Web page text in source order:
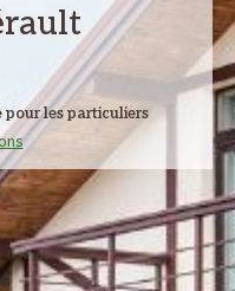
pour les particuliers